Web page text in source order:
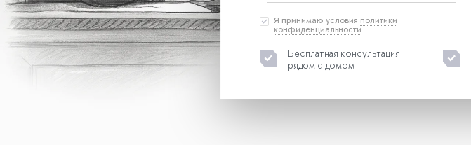
Я принимаю условия политики
конфиденциальности
Бесплатная консультация
рядом с домом